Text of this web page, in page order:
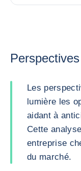
Perspectives
Les
lumière les
aidant à
Cette
entreprise
du marché.